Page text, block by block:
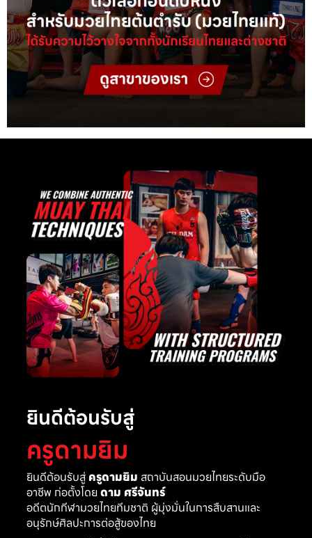
ยินดีต้อนรับสู่
ครูดามยิม
ยินดีต้อนรับสู่ ครูดามยิม สถาบันสอนมวยไทยระดับมือ
อาชีพ ก่อตั้งโดย ดาม ศรีจันทร์
อดีตนักกีฬามวยไทยทีมชาติ ผู้มุ่งมั่นในการสืบสานและ
อนุรักษ์ศิลปะการต่อสู้ของไทย